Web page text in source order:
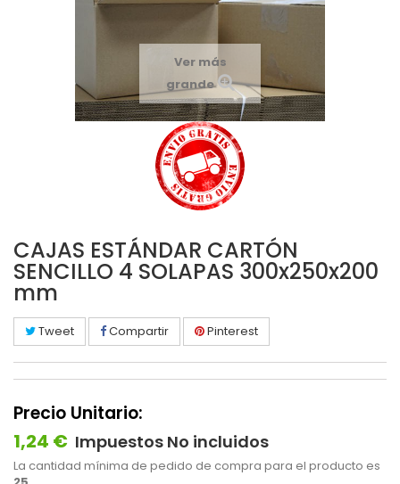
Ver más
grande
CAJAS ESTÁNDAR CARTÓN
SENCILLO 4 SOLAPAS 300x250x200
mm
Tweet Compartir Pinterest
Precio Unitario:
1,24 € Impuestos No incluidos
La cantidad mínima de pedido de compra para el producto es